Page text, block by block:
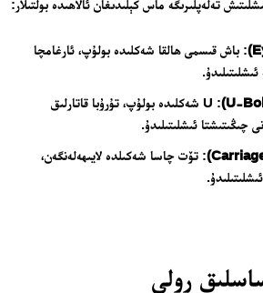
تەلەپلىرىگە ماس كېلىدىغان ئالاھىدە بولتىلار:
: باش قىسمى ھالقا شەكلىدە بولۇپ، ئارغامچا
: U شەكلىدە بولۇپ، تۇرۇبا قاتارلىق
چىڭىتىشتا ئىشلىتىلىدۇ.
: تۆت چاسا شەكىلدە لايىھەلەنگەن،